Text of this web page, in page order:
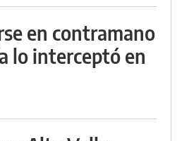
en contramano
lo interceptó en